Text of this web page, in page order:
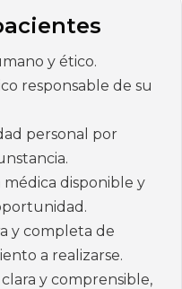
y ético.
responsable de su
personal por
médica disponible y
y completa de
a realizarse.
y comprensible,